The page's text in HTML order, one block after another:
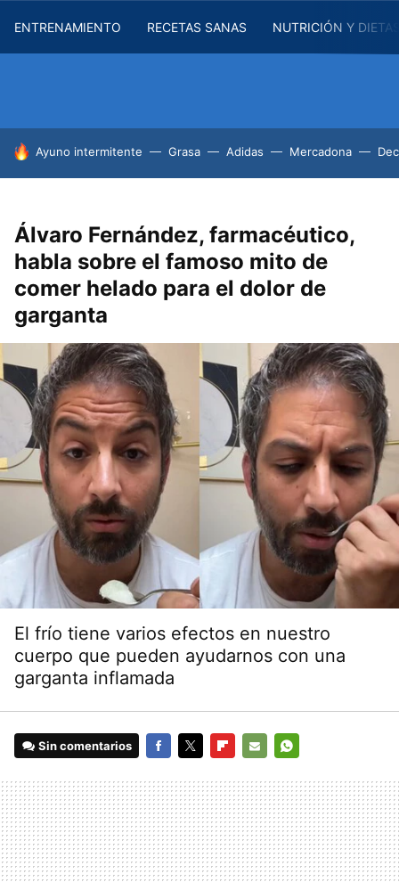
ENTRENAMIENTO RECETAS SANAS NUTRICIÓN Y
HOY SE HABLA DE
Ayuno intermitente Grasa Adidas Mercadona
Álvaro Fernández, farmacéutico,
habla sobre el famoso mito de
comer helado para el dolor de
garganta
El frío tiene varios efectos en nuestro
cuerpo que pueden ayudarnos con una
garganta inflamada
Sin comentarios
MAIL